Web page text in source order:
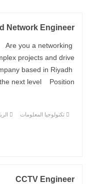
Network Engineer
Are you a networking
projects and drive
based in Riyadh
next level Position: ...
تكنولوجيا المعلومات
CCTV Engineer